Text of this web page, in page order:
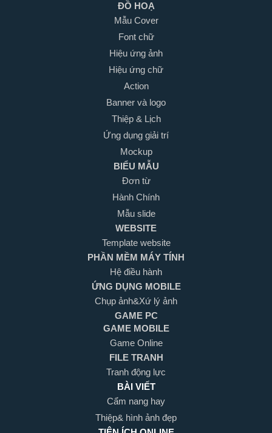
ĐỒ HOẠ
Mẫu Cover
Font chữ
Hiệu ứng ảnh
Hiệu ứng chữ
Action
Banner và logo
Thiệp & Lịch
Ứng dụng giải trí
Mockup
BIỂU MẪU
Đơn từ
Hành Chính
Mẫu slide
WEBSITE
Template website
PHẦN MỀM MÁY TÍNH
Hệ điều hành
ỨNG DỤNG MOBILE
Chụp ảnh&Xứ lý ảnh
GAME PC
GAME MOBILE
Game Online
FILE TRANH
Tranh động lực
BÀI VIẾT
Cẩm nang hay
Thiệp& hình ảnh đẹp